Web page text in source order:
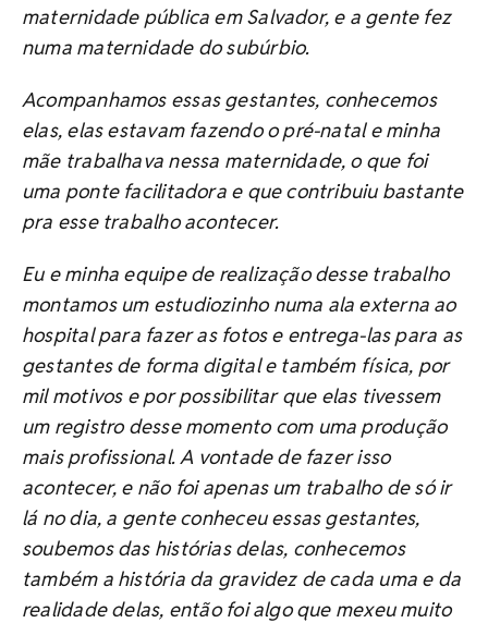
maternidade pública em Salvador, e a gente fez
numa maternidade do subúrbio.
Acompanhamos essas gestantes, conhecemos
elas, elas estavam fazendo o pré-natal e minha
mãe trabalhava nessa maternidade, o que foi
uma ponte facilitadora e que contribuiu bastante
pra esse trabalho acontecer.
Eu e minha equipe de realização desse trabalho
montamos um estudiozinho numa ala externa ao
hospital para fazer as fotos e entrega-las para as
gestantes de forma digital e também física, por
mil motivos e por possibilitar que elas tivessem
um registro desse momento com uma produção
mais profissional. A vontade de fazer isso
acontecer, e não foi apenas um trabalho de só ir
lá no dia, a gente conheceu essas gestantes,
soubemos das histórias delas, conhecemos
também a história da gravidez de cada uma e da
realidade delas, então foi algo que mexeu muito